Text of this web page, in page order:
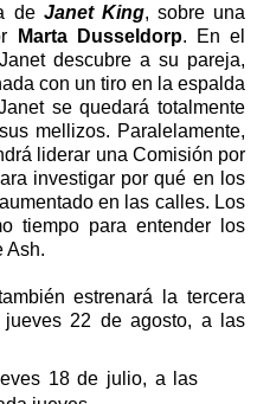
de Janet King, sobre una
Marta Dusseldorp. En el
descubre a su pareja,
con un tiro en la espalda
se quedará totalmente
mellizos. Paralelamente,
liderar una Comisión por
investigar por qué en los
en las calles. Los
tiempo para entender los
Ash.
estrenará la tercera
22 de agosto, a las
18 de julio, a las